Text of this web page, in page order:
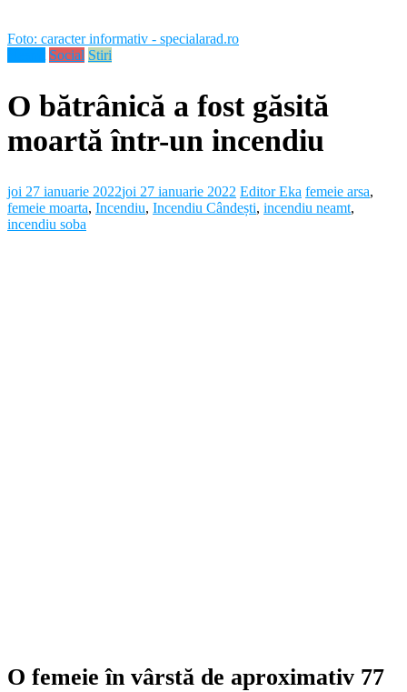
Foto: caracter informativ - specialarad.ro
Social Stiri
O bătrânică a fost găsită
moartă într-un incendiu
joi 27 ianuarie 2022joi 27 ianuarie 2022 Editor Eka femeie arsa,
femeie moarta, Incendiu, Incendiu Cândești, incendiu neamt,
incendiu soba
O femeie în vârstă de aproximativ 77